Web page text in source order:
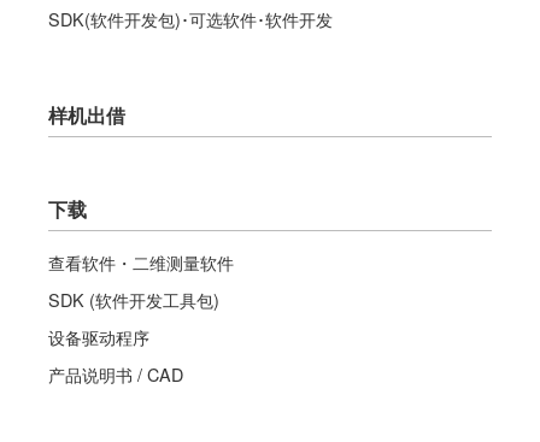
SDK(软件开发包)･可选软件･软件开发
样机出借
下载
查看软件・二维测量软件
SDK (软件开发工具包)
设备驱动程序
产品说明书 / CAD